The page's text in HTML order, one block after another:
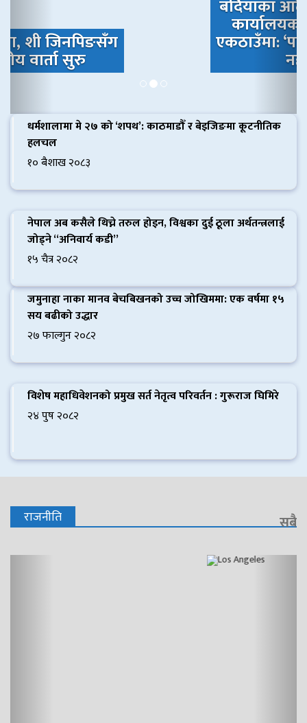
बर्दियाका आठै स्थानीय तह वन
कार्यालयको सूचना विरुद्ध
एकठाउँमा: ‘पहिचान नगरी बस्ती
धर्मशालामा मे २७ को ‘शपथ’: काठमाडौँ र बेइजिङमा कूटनीतिक
हलचल
१० बैशाख २०८३
नेपाल अब कसैले थिच्ने तरुल होइन, विश्वका दुई ठूला अर्थतन्त्रलाई
जोड्ने “अनिवार्य कडी”
१५ चैत्र २०८२
जमुनाहा नाका मानव बेचबिखनको उच्च जोखिममा: एक वर्षमा १५
सय बढीको उद्धार
२७ फाल्गुन २०८२
विशेष महाधिवेशनको प्रमुख सर्त नेतृत्व परिवर्तन : गुरूराज घिमिरे
२४ पुष २०८२
राजनीति सबै
Previous Next